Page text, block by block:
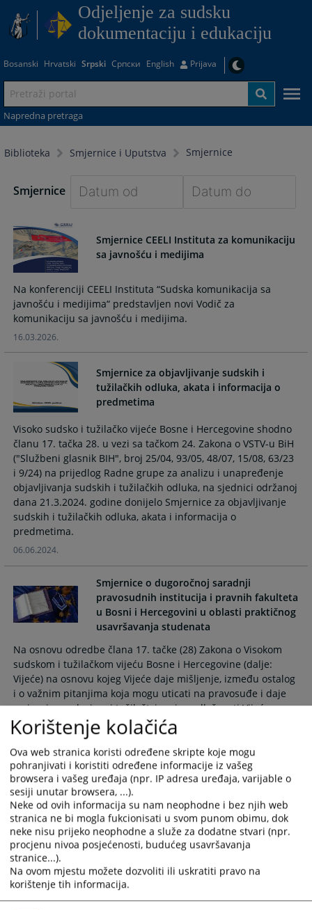
Odjeljenje za sudsku
dokumentaciju i edukaciju
Bosanski Hrvatski Srpski Српски English Prijava
Napredna pretraga
Biblioteka Smjernice i Uputstva Smjernice
Smjernice
forward
to
interact
with
the
calendar
and
a
date.
Press
question
mark
key
to
get
the
keyboard
shortcuts
for
dates.
to
interact
the
calendar
and
a
date.
Press
mark
key
to
get
the
keyboard
shortcuts
dates.
Smjernice CEELI Instituta za komunikaciju
sa javnošću i medijima
Na konferenciji CEELI Instituta “Sudska komunikacija sa
javnošću i medijima“ predstavljen novi Vodič za
komunikaciju sa javnošću i medijima.
16.03.2026.
Smjernice za objavljivanje sudskih i
tužilačkih odluka, akata i informacija o
predmetima
Visoko sudsko i tužilačko vijeće Bosne i Hercegovine shodno
članu 17. tačka 28. u vezi sa tačkom 24. Zakona o VSTV-u BiH
("Službeni glasnik BIH", broj 25/04, 93/05, 48/07, 15/08, 63/23
i 9/24) na prijedlog Radne grupe za analizu i unapređenje
objavljivanja sudskih i tužilačkih odluka, na sjednici održanoj
dana 21.3.2024. godine donijelo Smjernice za objavljivanje
sudskih i tužilačkih odluka, akata i informacija o
predmetima.
06.06.2024.
Smjernice o dugoročnoj saradnji
pravosudnih institucija i pravnih fakulteta
u Bosni i Hercegovini u oblasti praktičnog
usavršavanja studenata
Na osnovu odredbe člana 17. tačke (28) Zakona o Visokom
sudskom i tužilačkom vijeću Bosne i Hercegovine (dalje:
Vijeće) na osnovu kojeg Vijeće daje mišljenje, između ostalog
i o važnim pitanjima koja mogu uticati na pravosuđe i daje
smjernice sudovima i tužilaštvima iz nadležnosti Vijeća, na
sjednici održanoj 8. i 9. februara 2023. godine, usvojene su
Smjernice o dugoročnoj saradnji pravosudnih institucija i
pravnih fakulteta u Bosni i Hercegovini u oblasti praktičnog
usavršavanja studenata.
10.02.2023.
Praktične smjernice za sudovanje na
daljinu u Srednjoj i Istočnoj Evropi
U prilogu možete preuzeti publikaciju „Praktične smjernice
za sudovanje na daljinu u Srednjoj i Istočnoj Evropi“ koju
Korištenje kolačića
Ova web stranica koristi određene skripte koje mogu
pohranjivati i koristiti određene informacije iz vašeg
browsera i vašeg uređaja (npr. IP adresa uređaja, varijable o
sesiji unutar browsera, ...).
Neke od ovih informacija su nam neophodne i bez njih web
stranica ne bi mogla fukcionisati u svom punom obimu, dok
neke nisu prijeko neophodne a služe za dodatne stvari (npr.
procjenu nivoa posjećenosti, budućeg usavršavanja
stranice...).
Na ovom mjestu možete dozvoliti ili uskratiti pravo na
korištenje tih informacija.